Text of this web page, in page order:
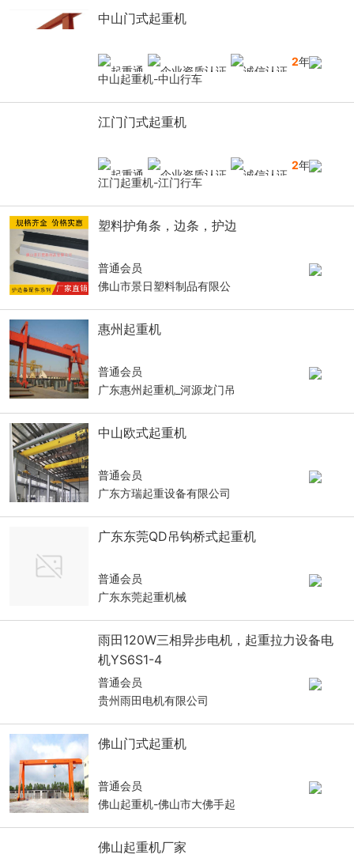
中山门式起重机
2年
中山起重机-中山行车
江门门式起重机
2年
江门起重机-江门行车
塑料护角条，边条，护边
普通会员
佛山市景日塑料制品有限公
惠州起重机
普通会员
广东惠州起重机_河源龙门吊
中山欧式起重机
普通会员
广东方瑞起重设备有限公司
广东东莞QD吊钩桥式起重机
普通会员
广东东莞起重机械
雨田120W三相异步电机，起重拉力设备电
机YS6S1-4
普通会员
贵州雨田电机有限公司
佛山门式起重机
普通会员
佛山起重机-佛山市大佛手起
佛山起重机厂家